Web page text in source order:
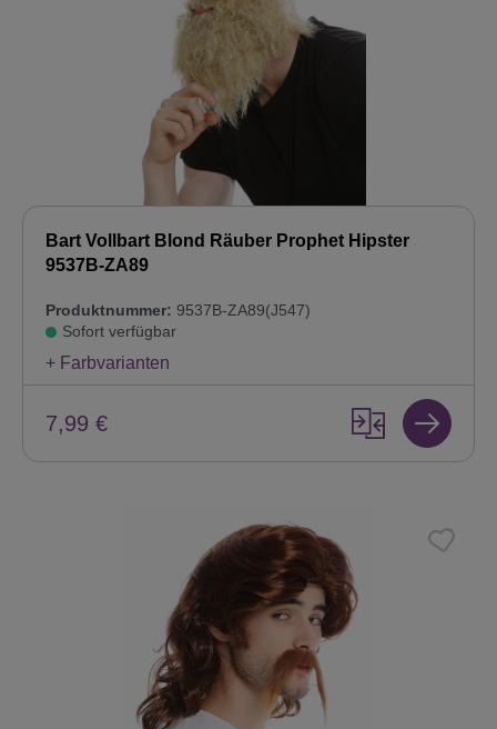
Bart Vollbart Blond Räuber Prophet Hipster
9537B-ZA89
Produktnummer: 9537B-ZA89(J547)
Sofort verfügbar
+ Farbvarianten
7,99 €